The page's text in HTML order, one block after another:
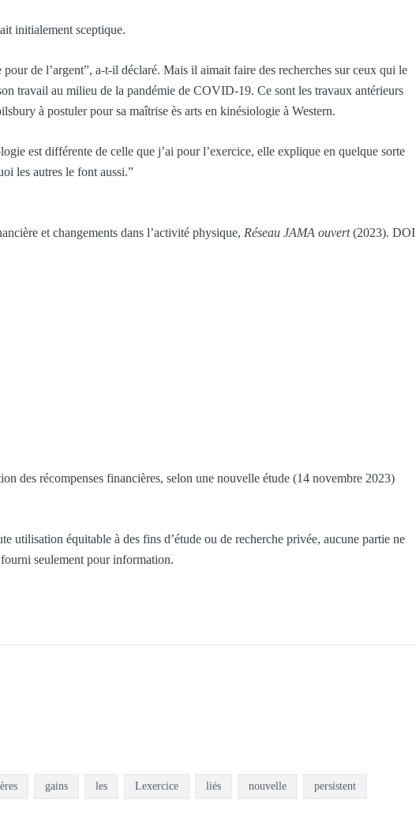
initialement sceptique.
pour de l’argent”, a-t-il déclaré. Mais il aimait faire des recherches sur ceux qui le
travail au milieu de la pandémie de COVID-19. Ce sont les travaux antérieurs
à postuler pour sa maîtrise ès arts en kinésiologie à Western.
est différente de celle que j’ai pour l’exercice, elle explique en quelque sorte
les autres le font aussi.”
et changements dans l’activité physique, Réseau JAMA ouvert(2023). DOI
des récompenses financières, selon une nouvelle étude (14 novembre 2023)
utilisation équitable à des fins d’étude ou de recherche privée, aucune partie ne
seulement pour information.
gains les Lexercice liés nouvelle persistent